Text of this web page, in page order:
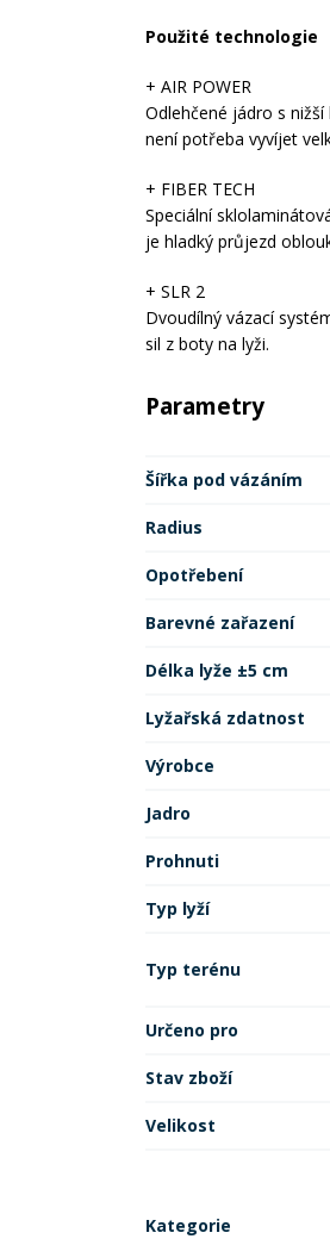
Použité technologie
+ AIR POWER
Odlehčené jádro s
není potřeba vyvíjet
+ FIBER TECH
Speciální
je hladký průjezd
+ SLR 2
Dvoudílný vázací
sil z boty na lyži.
Parametry
Šířka pod vázáním
Radius
Opotřebení
Barevné zařazení
Délka lyže ±5 cm
Lyžařská zdatnost
Výrobce
Jadro
Prohnuti
Typ lyží
Typ terénu
Určeno pro
Stav zboží
Velikost
Kategorie